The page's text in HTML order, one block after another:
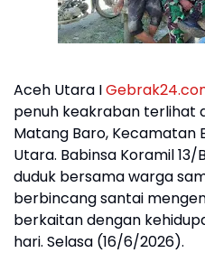
Aceh Utara I
penuh keakraban terlihat
Matang Baro, Kecamatan
Utara. Babinsa Koramil
duduk bersama warga
berbincang santai
berkaitan dengan
hari. Selasa (16/6/2026).